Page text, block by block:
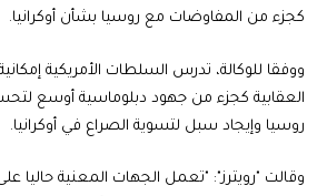
كجزء من المفاوضات مع روسيا بشأن أوكرانيا.
ووفقا للوكالة، تدرس السلطات الأمريكية
العقابية كجزء من جهود دبلوماسية أوسع
روسيا وإيجاد سبل لتسوية الصراع في أوكرانيا.
وقالت "رويترز": "تعمل الجهات المعنية حاليا